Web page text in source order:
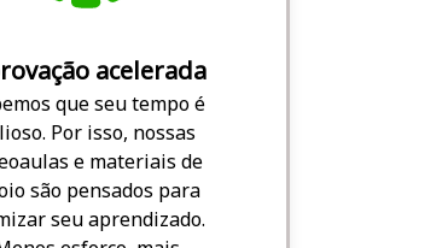
acelerada
que seu tempo é
Por isso, nossas
e materiais de
são pensados para
seu aprendizado.